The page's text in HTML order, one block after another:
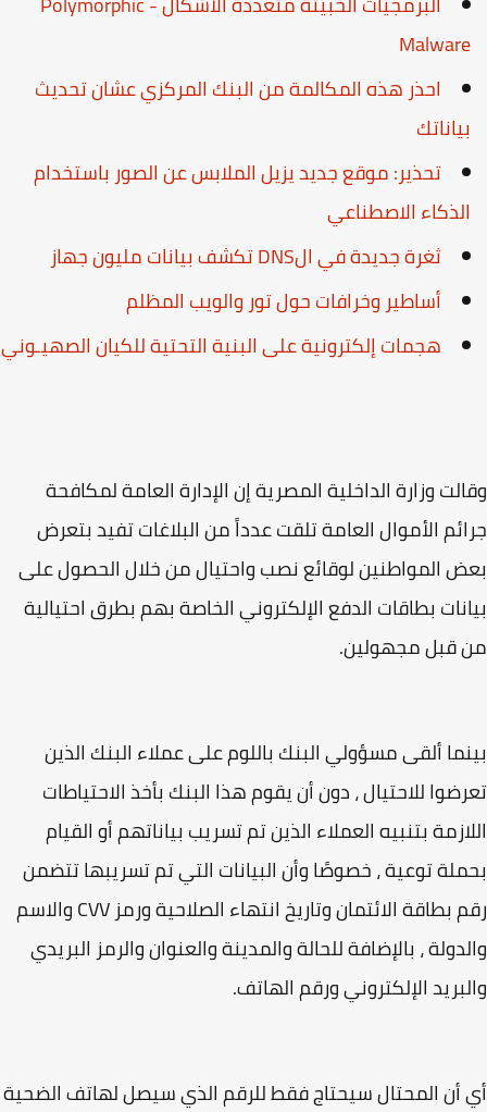
احذر هذه المكالمة من البنك المركزي عشان تحديث
تحذير: موقع جديد يزيل الملابس عن الصور باستخدام
الاصطناعي
ثغرة جديدة في الDNS تكشف بيانات مليون جهاز
أساطير وخرافات حول تور والويب المظلم
هجمات إلكترونية على البنية التحتية للكيان الصهيـوني
وزارة الداخلية المصرية إن الإدارة العامة لمكافحة
الأموال العامة تلقت عدداً من البلاغات تفيد بتعرض
المواطنين لوقائع نصب واحتيال من خلال الحصول على
بطاقات الدفع الإلكتروني الخاصة بهم بطرق احتيالية
قبل مجهولين.
ألقى مسؤولي البنك باللوم على عملاء البنك الذين
للاحتيال ، دون أن يقوم هذا البنك بأخذ الاحتياطات
بتنبيه العملاء الذين تم تسريب بياناتهم أو القيام
توعية ، خصوصًا وأن البيانات التي تم تسريبها تتضمن
رقم بطاقة الائتمان وتاريخ انتهاء الصلاحية ورمز CVV والاسم
، بالإضافة للحالة والمدينة والعنوان والرمز البريدي
الإلكتروني ورقم الهاتف.
المحتال سيحتاج فقط للرقم الذي سيصل لهاتف الضحية